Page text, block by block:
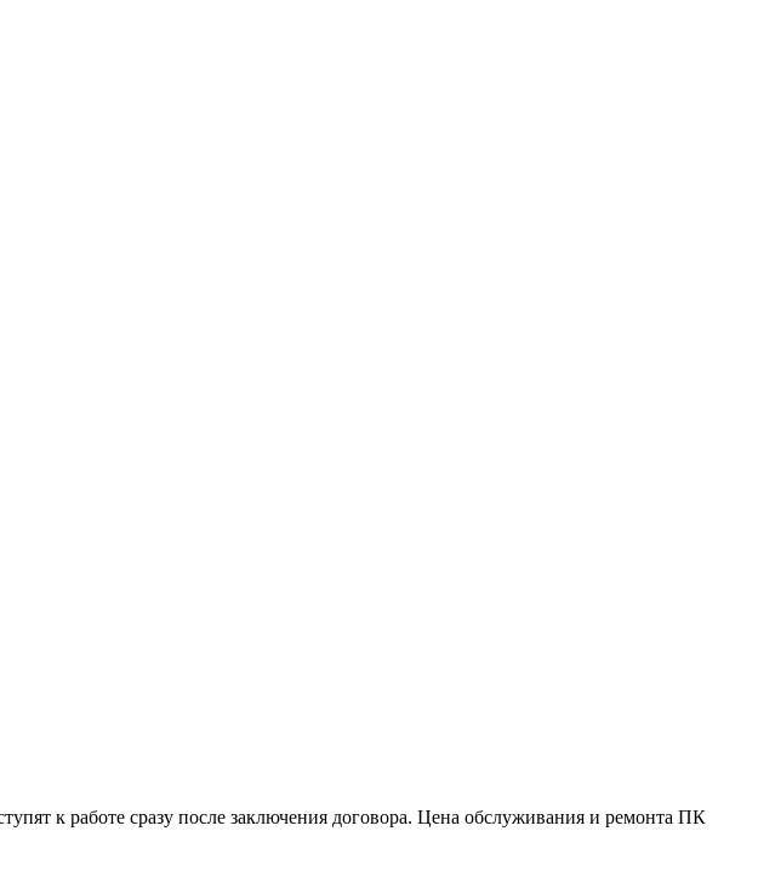
к работе сразу после заключения договора. Цена обслуживания и ремонта ПК